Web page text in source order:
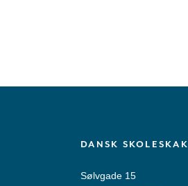
DANSK SKOLESKAK
Sølvgade 15